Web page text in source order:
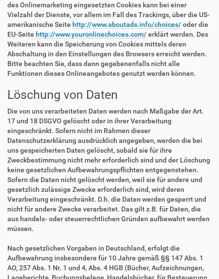
des Onlinemarketing eingesetzten Cookies kann bei einer
Vielzahl der Dienste, vor allem im Fall des Trackings, über die US-
amerikanische Seite http://www.aboutads.info/choices/ oder die
EU-Seite http://www.youronlinechoices.com/ erklärt werden. Des
Weiteren kann die Speicherung von Cookies mittels deren
Abschaltung in den Einstellungen des Browsers erreicht werden.
Bitte beachten Sie, dass dann gegebenenfalls nicht alle
Funktionen dieses Onlineangebotes genutzt werden können.
Löschung von Daten
Die von uns verarbeiteten Daten werden nach Maßgabe der Art.
17 und 18 DSGVO gelöscht oder in ihrer Verarbeitung
eingeschränkt. Sofern nicht im Rahmen dieser
Datenschutzerklärung ausdrücklich angegeben, werden die bei
uns gespeicherten Daten gelöscht, sobald sie für ihre
Zweckbestimmung nicht mehr erforderlich sind und der Löschung
keine gesetzlichen Aufbewahrungspflichten entgegenstehen.
Sofern die Daten nicht gelöscht werden, weil sie für andere und
gesetzlich zulässige Zwecke erforderlich sind, wird deren
Verarbeitung eingeschränkt. D.h. die Daten werden gesperrt und
nicht für andere Zwecke verarbeitet. Das gilt z.B. für Daten, die
aus handels- oder steuerrechtlichen Gründen aufbewahrt werden
müssen.
Nach gesetzlichen Vorgaben in Deutschland, erfolgt die
Aufbewahrung insbesondere für 10 Jahre gemäß §§ 147 Abs. 1
AO, 257 Abs. 1 Nr. 1 und 4, Abs. 4 HGB (Bücher, Aufzeichnungen,